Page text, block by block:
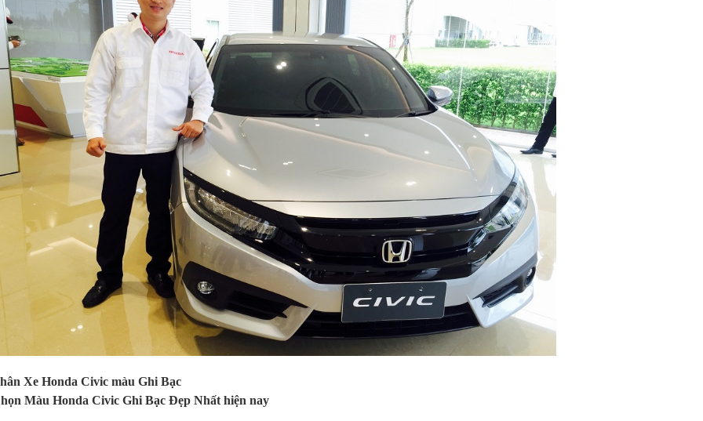
Xe Honda Civic màu Ghi Bạc
Màu Honda Civic Ghi Bạc Đẹp Nhất hiện nay